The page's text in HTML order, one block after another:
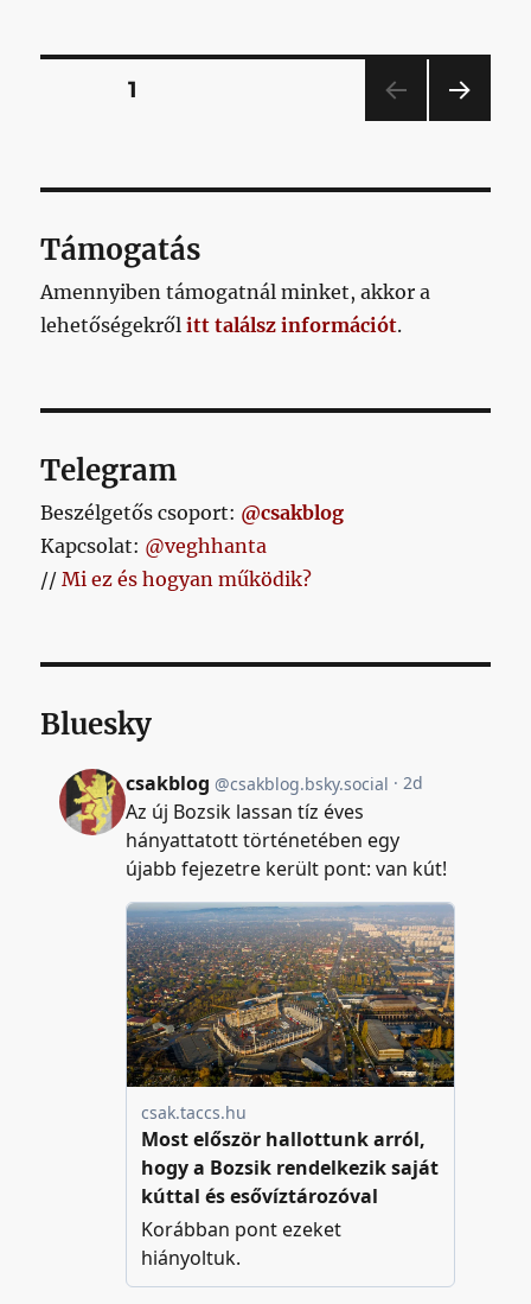
Bejegyzések
OLDAL1
OLD
Támogatás
Amennyiben támogatnál minket, akkor a
lehetőségekrőlitt találsz információt.
Telegram
Beszélgetős csoport: @csakblog
Kapcsolat: @veghhanta
//Mi ez és hogyan működik?
Bluesky